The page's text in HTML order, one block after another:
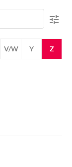
V/W Y Z